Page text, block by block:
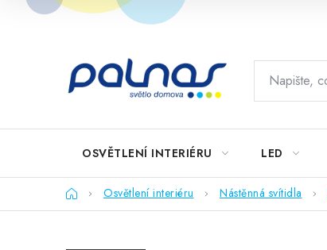
Přejít
OSVĚTLENÍ INTERIÉRU LED
DomůOsvětlení interiéru Nástěnná svítidla